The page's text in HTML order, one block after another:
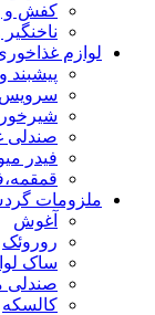
کفش و
لوازم
پیشبند
سرویس
صندلی
فیدر
ملزومات
آغوش
روروئک
ساک
صندلی
کالسکه